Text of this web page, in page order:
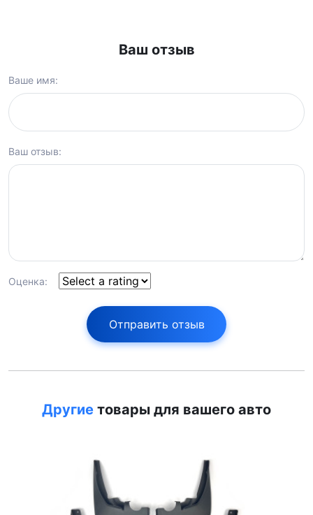
Ваш отзыв
Ваше имя:
Ваш отзыв:
Оценка:
Отправить отзыв
Другие товары для вашего авто